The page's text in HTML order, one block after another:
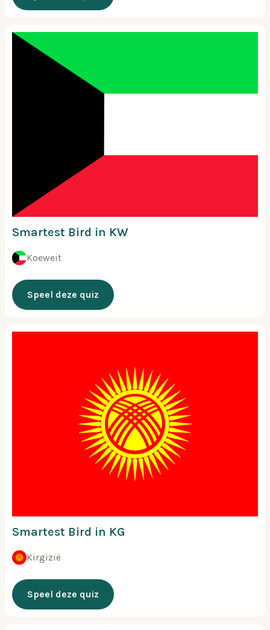
Smartest Bird in KW
Koeweit
Speel deze quiz
Smartest Bird in KG
Kirgizië
Speel deze quiz